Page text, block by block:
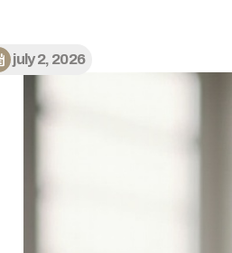
july 2, 2026